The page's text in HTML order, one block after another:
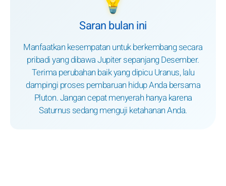
Saran bulan ini
Manfaatkan kesempatan untuk berkembang secara
pribadi yang dibawa Jupiter sepanjang Desember.
Terima perubahan baik yang dipicu Uranus, lalu
dampingi proses pembaruan hidup Anda bersama
Pluton. Jangan cepat menyerah hanya karena
Saturnus sedang menguji ketahanan Anda.